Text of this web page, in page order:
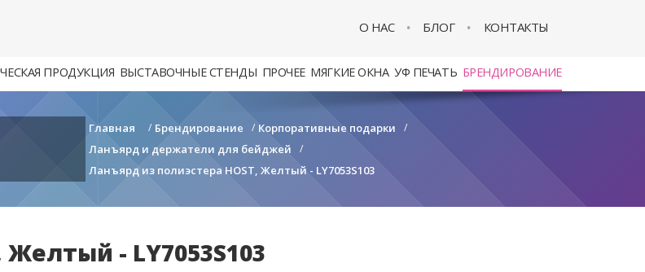
О НАС БЛОГ КОНТАКТЫ
ПРОДУКЦИЯ ВЫСТАВОЧНЫЕ СТЕНДЫ ПРОЧЕЕ МЯГКИЕ ОКНА УФ ПЕЧАТЬ БРЕНДИРОВАНИЕ
Главная / Брендирование / Корпоративные подарки /
Ланъярд и держатели для бейджей /
Ланъярд из полиэстера HOST, Желтый - LY7053S103
- LY7053S103